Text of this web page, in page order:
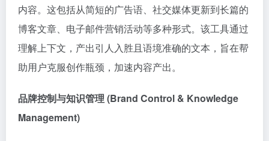
内容。这包括从简短的广告语、社交媒体更新到长篇的
博客文章、电子邮件营销活动等多种形式。该工具通过
理解上下文，产出引人入胜且语境准确的文本，旨在帮
助用户克服创作瓶颈，加速内容产出。
品牌控制与知识管理 (Brand Control & Knowledge
Management)